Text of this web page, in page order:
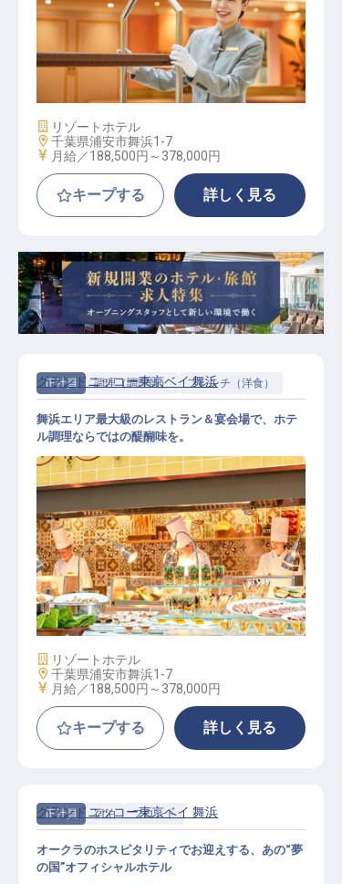
ベルサービス（オークラグループ／
公休月9日以上／賞与年2回）
施設業態
リゾートホテル
勤務地
千葉県浦安市舞浜1-7
給与
月給／188,500円～ 378,000円
キープする 詳しく見る
正社員 調理（調理師） フレンチ（洋食）
洋食調理スタッフ（オークラグルー
プ／公休月9日以上／賞与年2回）
グランドニッコー東京ベイ 舞浜
舞浜エリア最大級のレストラン＆宴会場で、ホテ
ル調理ならではの醍醐味を。
施設業態
リゾートホテル
勤務地
千葉県浦安市舞浜1-7
給与
月給／188,500円～ 378,000円
キープする 詳しく見る
正社員 宿泊 フロント
グランドニッコー東京ベイ 舞浜
オークラのホスピタリティでお迎えする、あの“夢
の国”オフィシャルホテル